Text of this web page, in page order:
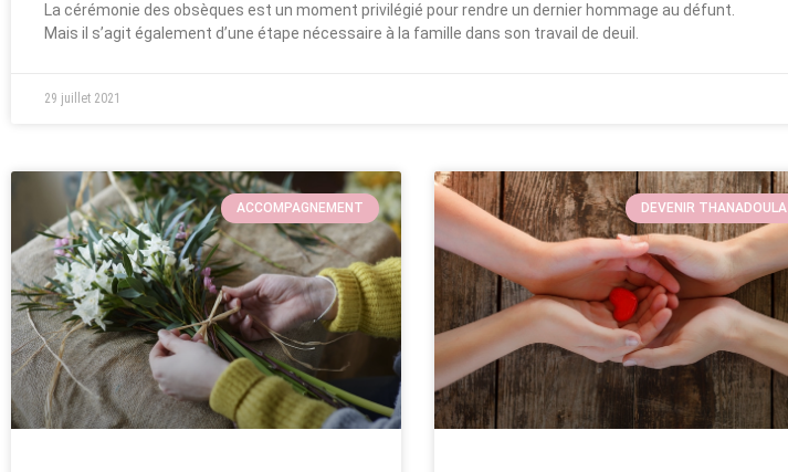
La cérémonie des obsèques est un moment privilégié pour rendre un dernier hommage au défunt.
Mais il s’agit également d’une étape nécessaire à la famille dans son travail de deuil.
29 juillet 2021
ACCOMPAGNEMENT DEVENIR THANADOULA